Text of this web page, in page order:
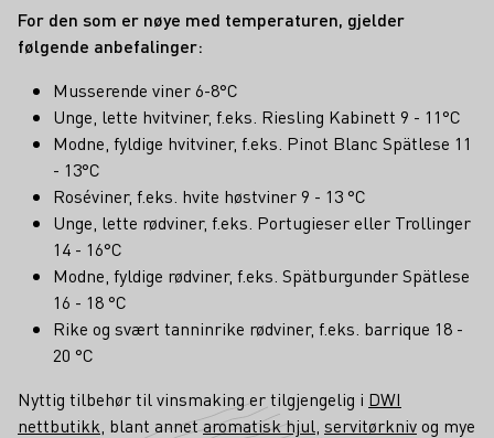
For den som er nøye med temperaturen, gjelder
følgende anbefalinger:
Musserende viner 6-8°C
Unge, lette hvitviner, f.eks. Riesling Kabinett 9 - 11°C
Modne, fyldige hvitviner, f.eks. Pinot Blanc Spätlese 11
- 13°C
Roséviner, f.eks. hvite høstviner 9 - 13 °C
Unge, lette rødviner, f.eks. Portugieser eller Trollinger
14 - 16°C
Modne, fyldige rødviner, f.eks. Spätburgunder Spätlese
16 - 18 °C
Rike og svært tanninrike rødviner, f.eks. barrique 18 -
20 °C
Nyttig tilbehør til vinsmaking er tilgjengelig i DWI
nettbutikk , blant annetaromatisk hjul servitørknivog mye